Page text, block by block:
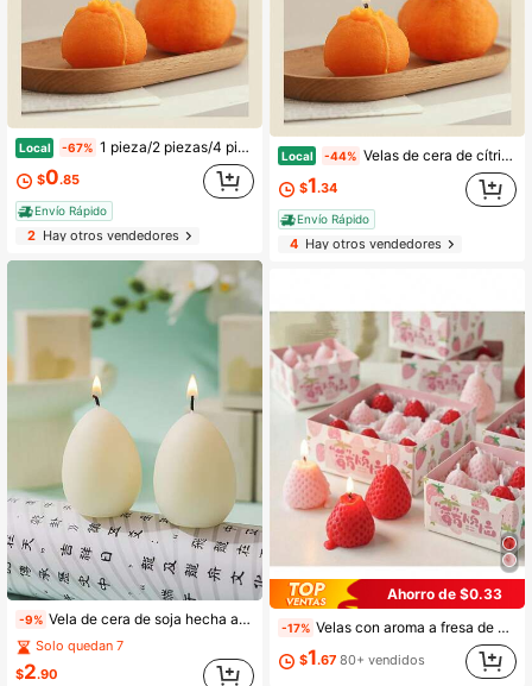
Local -67% 1 pieza/2 piezas/4 piezas Velas de cera de cítricos feas, velas perfumadas hechas a mano, recuerdos de boda, regalos, regalos de cumpleaños, recuerdos de fiesta - Recuerdos creativos, accesorios de fotografía, decoración de escenas,
$0.85
Envío Rápido
2Hay otros vendedores
-9% Vela de cera de soja hecha a mano con diseño espiral elegante en forma de huevo - Vela perfumada en forma de pilar, regalo ideal para la decoración del hogar. Adecuado para regalos de inauguración de la casa y bodas, así como para la decoración de muebles. Blanco
Solo quedan 7
$2.90
Local -44% Velas de cera de cítricos feas, velas aromáticas hechas a mano, recuerdos de boda, regalos, regalos de cumpleaños, recuerdos de fiesta - Recuerdos creativos, accesorios de fotografía, decoración de escenas, aromaterapia, regalos de vacaciones, regalos de fiesta, decoración de vacaciones, decoración de graduación, decoración del hogar, Halloween
$1.34
Envío Rápido
4Hay otros vendedores
Ahorro de $0.33
-17% Velas con aroma a fresa de cera de soja, regalos creativos y lindos para fiestas de cumpleaños al por mayor, decoración aromática hecha a mano para la mesa, como complemento fotográfico, para cumpleaños, meditación, alivio del estrés, baño, regalos de Navidad - 1 pieza/4 piezas/6 piezas/9 piezas surtido, decoración de habitación, regalos
$1.67 80+ vendidos